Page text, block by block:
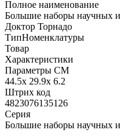
Полное наименование
Большие наборы научных
Доктор Торнадо
ТипНоменклатуры
Товар
Характеристики
Параметры СМ
44.5x 29.9x 6.2
Штрих код
4823076135126
Серия
Большие наборы научных